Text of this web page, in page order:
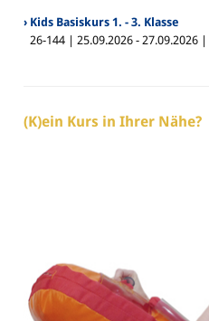
› Kids Basiskurs 1. - 3. Klasse
26-144 | 25.09.2026 - 27.09.2026
(K)ein Kurs in Ihrer Nähe?